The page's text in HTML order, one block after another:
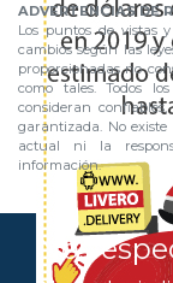
ADVERTENCIAS DE
Los puntos de vistas
cambios según las
proporcionadas no
como tales. Todos
consideran
garantizada. No
actual ni la
información.
Nos